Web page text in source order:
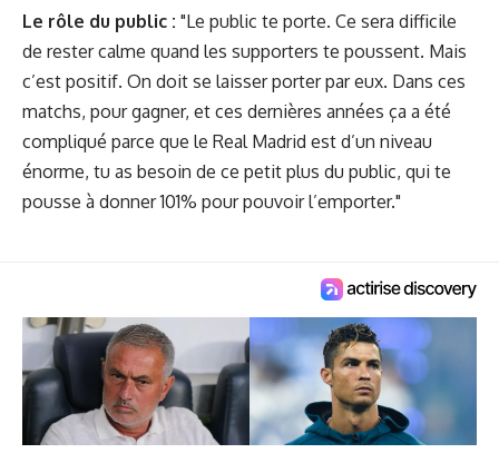
Le rôle du public : "Le public te porte. Ce sera difficile
de rester calme quand les supporters te poussent. Mais
c’est positif. On doit se laisser porter par eux. Dans ces
matchs, pour gagner, et ces dernières années ça a été
compliqué parce que le Real Madrid est d’un niveau
énorme, tu as besoin de ce petit plus du public, qui te
pousse à donner 101% pour pouvoir l’emporter."